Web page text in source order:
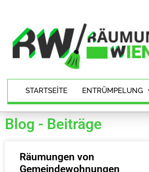
STARTSEITE ENTRÜMPELUNG
Blog - Beiträge
Räumungen von
Gemeindewohnungen